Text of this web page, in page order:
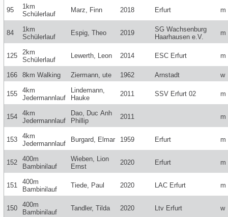
95
1km
Schülerlauf
Marz, Finn 2018 Erfurt m
84
1km
Schülerlauf
Espig, Theo 2019
SG Wachsenburg
Haarhausen e.V.
m
125
2km
Schülerlauf
Lewerth, Leon 2014 ESC Erfurt m
166 8km Walking Ziermann, ute 1962 Arnstadt w
155
4km
Jedermannlauf
Lindemann,
Hauke
2011 SSV Erfurt 02 m
154
4km
Jedermannlauf
Dao, Duc Anh
Phillip
2011 m
153
4km
Jedermannlauf
Burgard, Elmar 1959 Erfurt m
152
400m
Bambinilauf
Wieben, Lion
Ernst
2020 Erfurt m
151
400m
Bambinilauf
Tiede, Paul 2020 LAC Erfurt m
150
400m
Bambinilauf
Tandler, Tilda 2020 Ltv Erfurt w